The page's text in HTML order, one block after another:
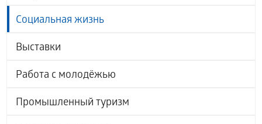
Социальная жизнь
Выставки
Работа с молодёжью
Промышленный туризм